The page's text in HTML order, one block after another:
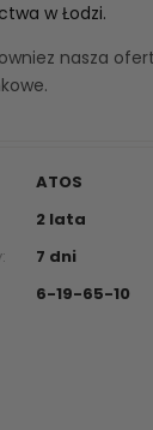
w Łodzi.
nasza
.
ATOS
2 lata
7 dni
6-19-65-10